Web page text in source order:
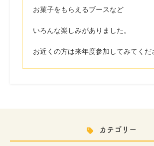
お菓子をもらえるブースなど
いろんな楽しみがありました。
お近くの方は来年度参加してみてくだ
カテゴリー